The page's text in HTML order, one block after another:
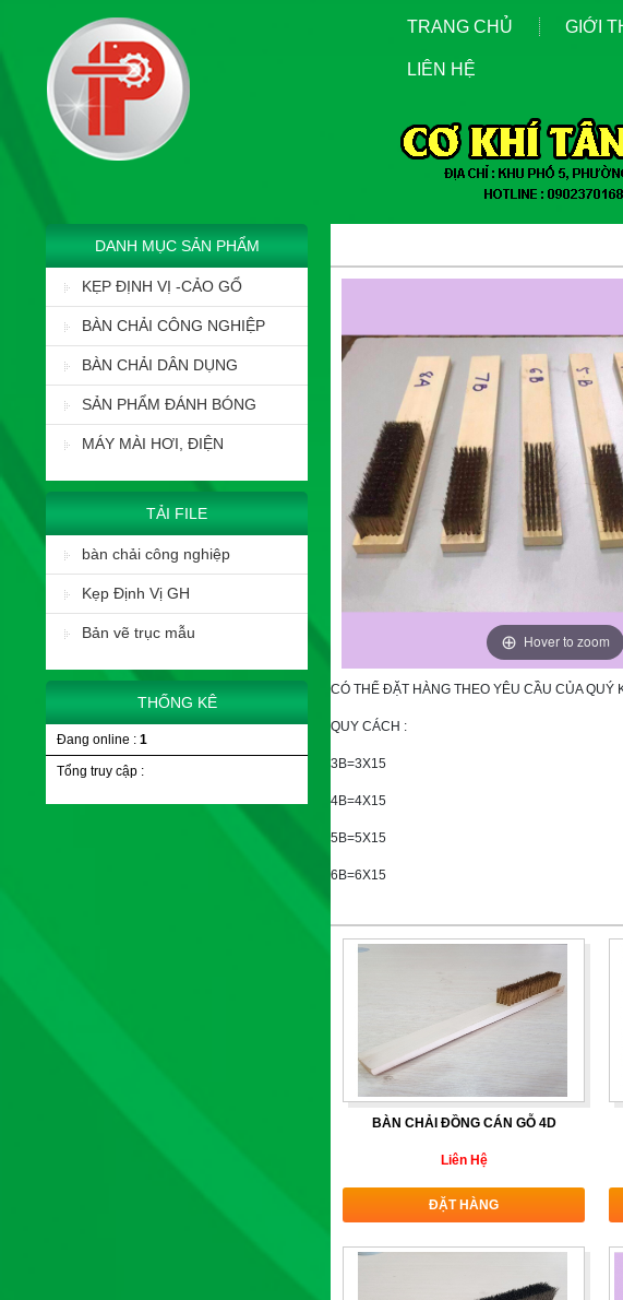
TRANG CHỦ GIỚI
LIÊN HỆ
DANH MỤC SẢN PHẨM
KẸP ĐỊNH VỊ -CẢO GỔ
BÀN CHẢI CÔNG NGHIỆP
BÀN CHẢI DÂN DỤNG
SẢN PHẨM ĐÁNH BÓNG
MÁY MÀI HƠI, ĐIỆN
TẢI FILE
bàn chải công nghiệp
Kẹp Định Vị GH
Bản vẽ trục mẫu
THỐNG KÊ
Đang online : 1
Tổng truy cập :
Hover to zoom
CÓ THỂ ĐẶT HÀNG THEO YÊU CẦU CỦA QUÝ
QUY CÁCH :
3B=3X15
4B=4X15
5B=5X15
6B=6X15
8A=8X20
BÀN CHẢI ĐỒNG CÁN GỖ 4D
Liên Hệ
ĐẶT HÀNG